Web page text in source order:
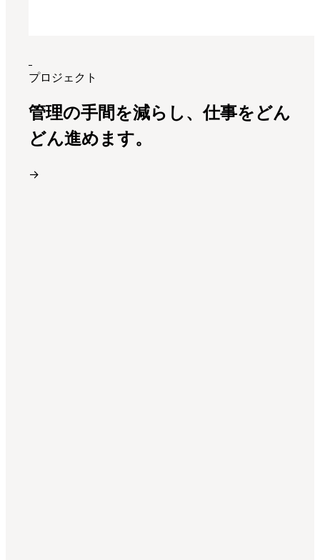
プロジェクト
管理の手間を減らし、仕事をどん
どん進めます。
→